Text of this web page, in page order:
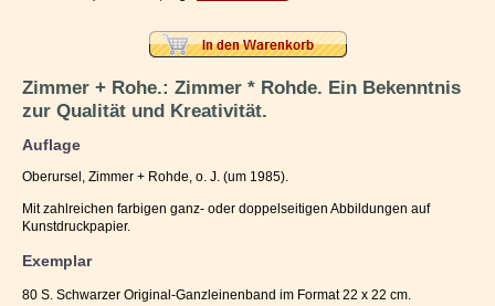
Zimmer + Rohe.: Zimmer * Rohde. Ein Bekenntnis
zur Qualität und Kreativität.
Auflage
Oberursel, Zimmer + Rohde, o. J. (um 1985).
Mit zahlreichen farbigen ganz- oder doppelseitigen Abbildungen auf
Kunstdruckpapier.
Exemplar
80 S. Schwarzer Original-Ganzleinenband im Format 22 x 22 cm.